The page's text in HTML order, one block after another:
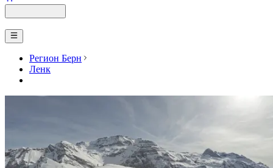
Регион Берн
Ленк